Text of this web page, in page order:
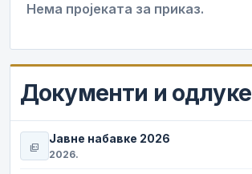
Нема пројеката за приказ.
Документи и одлуке
picture_as_pdf
Јавне набавке 2026
2026.